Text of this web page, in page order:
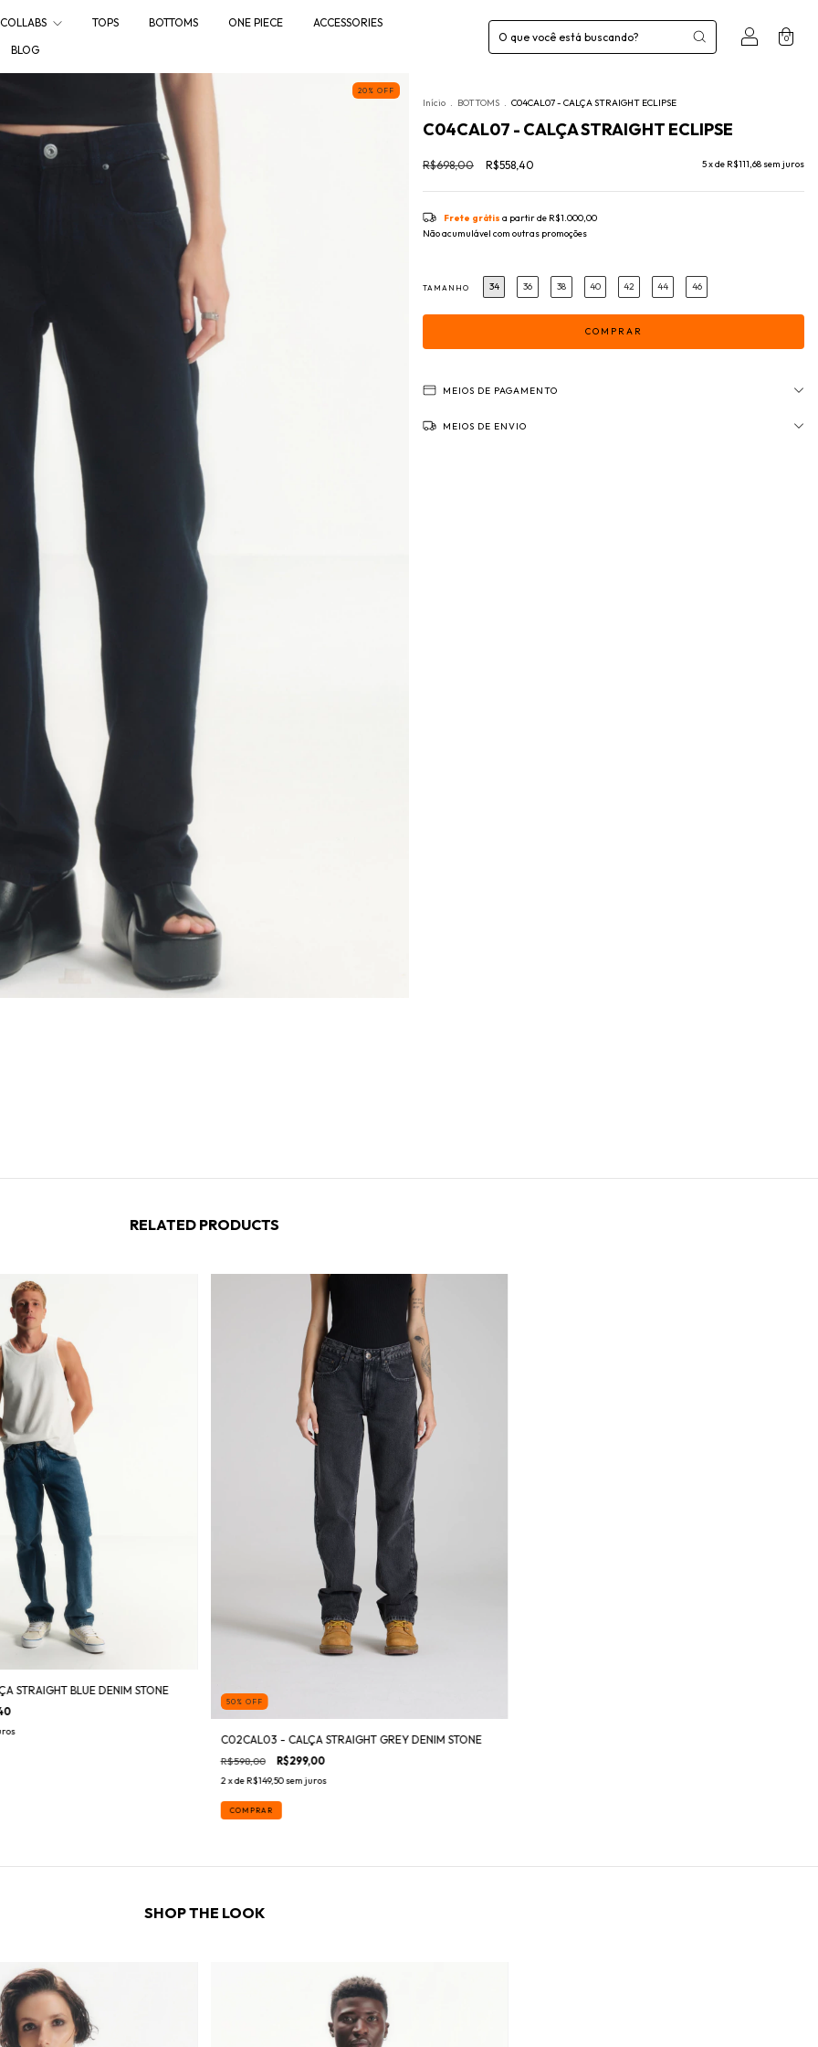
COLLABS TOPS BOTTOMS ONE PIECE
ACCESSORIES
BLOG
0
20 % OFF
Início . BOTTOMS . C04CAL07 - CALÇA STRAIGHT ECLIPSE
C04CAL07 - CALÇA STRAIGHT ECLIPSE
R$698,00 R$558,40 5x de R$111,68 sem juros
Frete grátis a partir de R$1.000,00
Não acumulável com outras promoções
TAMANHO 34 36 38 40 42 44 46
MEIOS DE PAGAMENTO
MEIOS DE ENVIO
RELATED PRODUCTS
STRAIGHT BLUE DENIM STONE
50 % OFF
C02CAL03 - CALÇA STRAIGHT GREY DENIM STONE
R$598,00 R$299,00
2x deR$149,50sem juros
COMPRAR
SHOP THE LOOK